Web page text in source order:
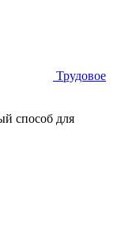
Трудовое
способ для